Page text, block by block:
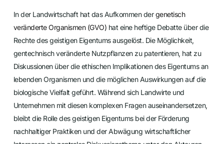
In der Landwirtschaft hat das Aufkommen dergenetisch
veränderte Organismen (GVO) hat eine heftige Debatte über die
Rechte des geistigen Eigentums ausgelöst. Die Möglichkeit,
gentechnisch veränderte Nutzpflanzen zu patentieren, hat zu
Diskussionen über die ethischen Implikationen des Eigentums an
lebenden Organismen und die möglichen Auswirkungen auf die
biologische Vielfalt geführt. Während sich Landwirte und
Unternehmen mit diesen komplexen Fragen auseinandersetzen,
bleibt die Rolle des geistigen Eigentums bei der Förderung
nachhaltiger Praktiken und der Abwägung wirtschaftlicher